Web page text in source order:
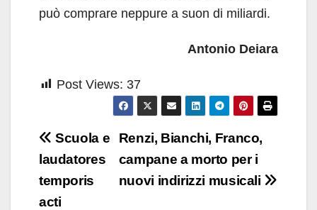
può comprare neppure a suon di miliardi.
Antonio Deiara
Post Views: 37
Navigazione
articoli
Renzi, Bianchi, Franco,
campane a morto per i
nuovi indirizzi musicali
Scuola e
laudatores
temporis
acti